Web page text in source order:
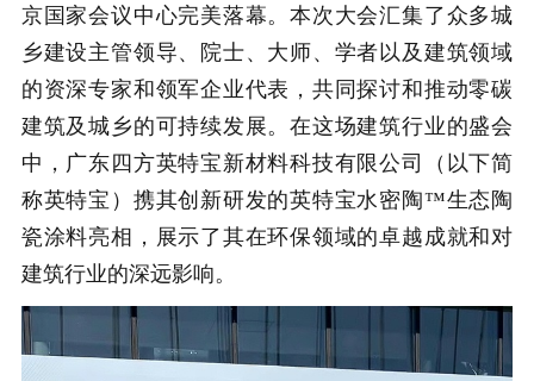
京国家会议中心完美落幕。本次大会汇集了众多城
乡建设主管领导、院士、大师、学者以及建筑领域
的资深专家和领军企业代表，共同探讨和推动零碳
建筑及城乡的可持续发展。在这场建筑行业的盛会
中，广东四方英特宝新材料科技有限公司（以下简
称英特宝）携其创新研发的英特宝水密陶™生态陶
瓷涂料亮相，展示了其在环保领域的卓越成就和对
建筑行业的深远影响。